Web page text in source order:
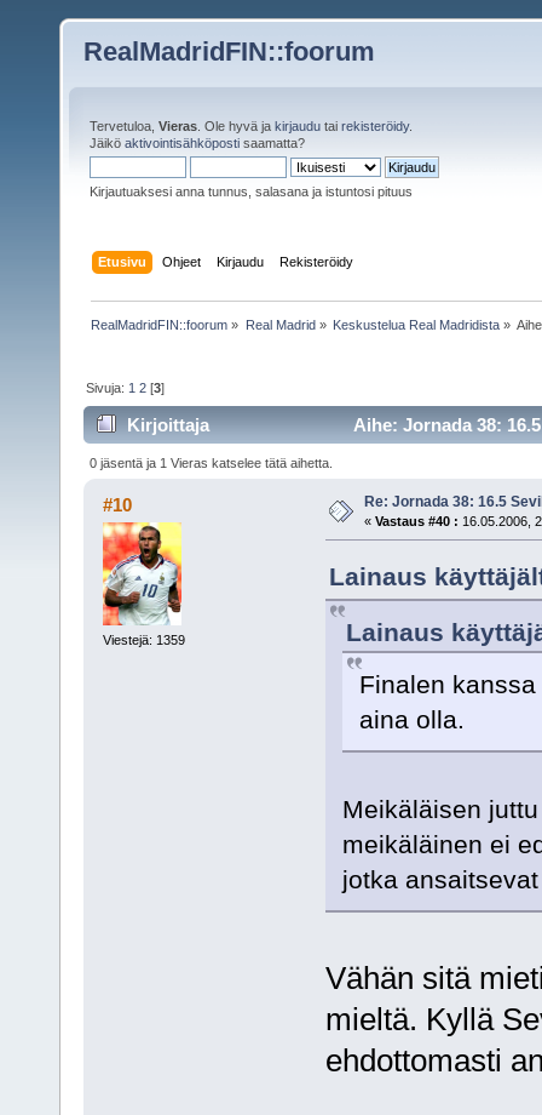
RealMadridFIN::foorum
Tervetuloa, Vieras . Ole hyvä ja kirjaudu tai rekisteröidy.
Jäikö aktivointisähköposti saamatta?
Kirjautuaksesi anna tunnus, salasana ja istuntosi pituus
Etusivu Ohjeet Kirjaudu Rekisteröidy
RealMadridFIN::foorum » Real Madrid» Keskustelua Real Madridista»
Sivuja: 1 2 [3]
Kirjoittaja Aihe: Jornada 38:
0 jäsentä ja 1 Vieras katselee tätä aihetta.
#10
Viestejä: 1359
Re: Jornada 38: 16.5
« Vastaus #40 : 16.05.2006,
Lainaus
Lainaus
Finalen
aina olla.
Meikäläisen
meikäläinen ei
jotka
Vähän sitä
mieltä. Kyllä
ehdottomasti